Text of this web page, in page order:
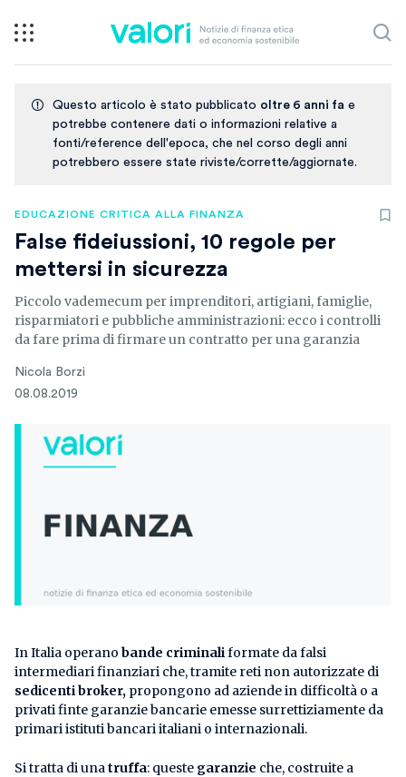
Questo articolo è stato pubblicato oltre 6 anni fa e
potrebbe contenere dati o informazioni relative a
fonti/reference dell'epoca, che nel corso degli anni
potrebbero essere state riviste/corrette/aggiornate.
EDUCAZIONE CRITICA ALLA FINANZA
False fideiussioni, 10 regole per
mettersi in sicurezza
Piccolo vademecum per imprenditori, artigiani, famiglie,
risparmiatori e pubbliche amministrazioni: ecco i controlli
da fare prima di firmare un contratto per una garanzia
Nicola Borzi
08.08.2019
In Italia operano bande criminaliformate da falsi
intermediari finanziari che, tramite reti non autorizzate di
sedicenti broker, propongono ad aziende in difficoltà o a
privati finte garanzie bancarie emesse surrettiziamente da
primari istituti bancari italiani o internazionali.
Si tratta di unatruffa: queste garanzie che, costruite a